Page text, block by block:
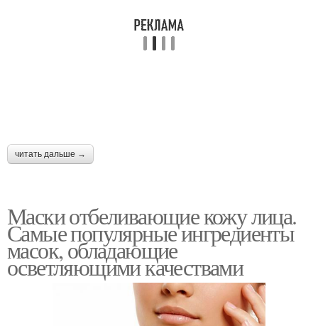
читать дальше →
Маски отбеливающие кожу лица.
Самые популярные ингредиенты
масок, обладающие
осветляющими качествами